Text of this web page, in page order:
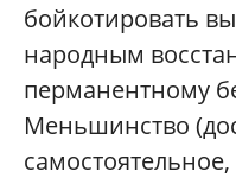
бойкотировать
народным
перманентному
Меньшинство